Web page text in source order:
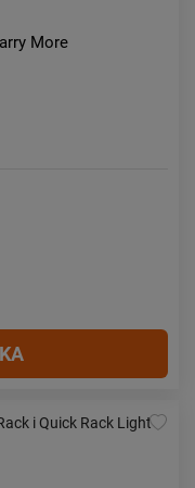
More